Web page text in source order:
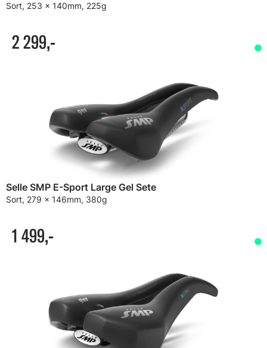
Sort, 253 x 140mm, 225g
2 299,-
Selle SMP E-Sport Large Gel Sete
Sort, 279 x 146mm, 380g
1 499,-